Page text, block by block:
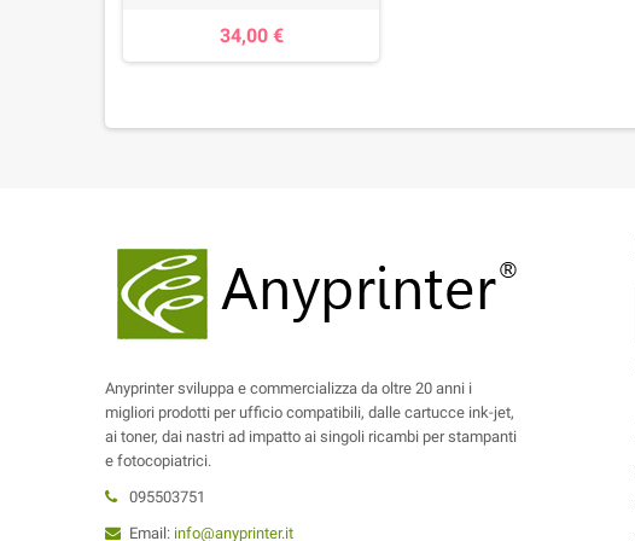
34,00 €
Anyprinter sviluppa e commercializza da oltre 20 anni i
migliori prodotti per ufficio compatibili, dalle cartucce ink-jet,
ai toner, dai nastri ad impatto ai singoli ricambi per stampanti
e fotocopiatrici.
095503751
Email: info@anyprinter.it